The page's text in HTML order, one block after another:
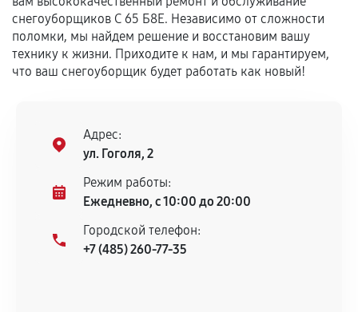
снегоуборщиков С 65 Б8Е. Независимо от сложности
поломки, мы найдем решение и восстановим вашу
технику к жизни. Приходите к нам, и мы гарантируем,
что ваш снегоуборщик будет работать как новый!
Адрес:
ул. Гоголя, 2
Режим работы:
Ежедневно, с 10:00 до 20:00
Городской телефон:
+7 (485) 260-77-35